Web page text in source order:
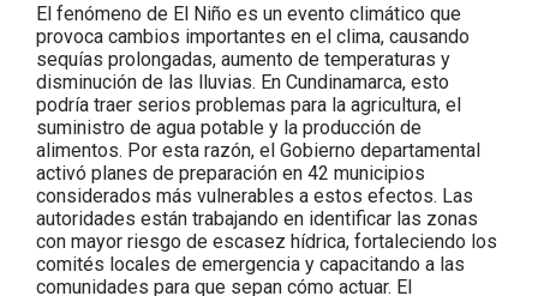
El fenómeno de El Niño es un evento climático que
provoca cambios importantes en el clima, causando
sequías prolongadas, aumento de temperaturas y
disminución de las lluvias. En Cundinamarca, esto
podría traer serios problemas para la agricultura, el
suministro de agua potable y la producción de
alimentos. Por esta razón, el Gobierno departamental
activó planes de preparación en 42 municipios
considerados más vulnerables a estos efectos. Las
autoridades están trabajando en identificar las zonas
con mayor riesgo de escasez hídrica, fortaleciendo los
comités locales de emergencia y capacitando a las
comunidades para que sepan cómo actuar. El